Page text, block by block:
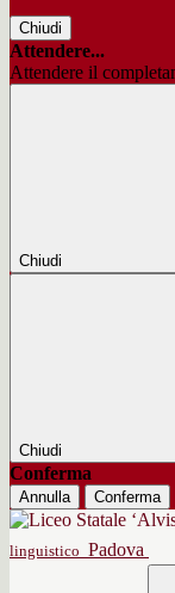
Chiudi
Attendere...
Attendere il
Chiudi
Chiudi
Conferma
Annulla
Conferma
linguistico Padova